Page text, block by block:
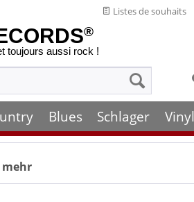
Listes de souhaits
®
toujours aussi rock !
Blues Schlager Vinyl
mehr